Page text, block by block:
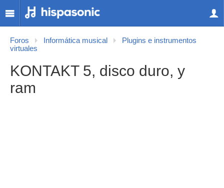
Foros Informática musical
Plugins e instrumentos
virtuales
KONTAKT 5, disco duro, y
ram